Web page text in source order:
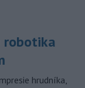
robotika
hrudníka,